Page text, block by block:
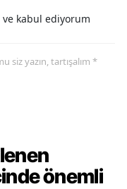
kabul ediyorum
siz yazın, tartışalım *
önemli